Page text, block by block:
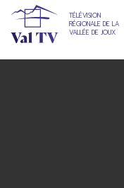
TÉLÉVISION
RÉGIONALE DE LA
VALLÉE DE JOUX